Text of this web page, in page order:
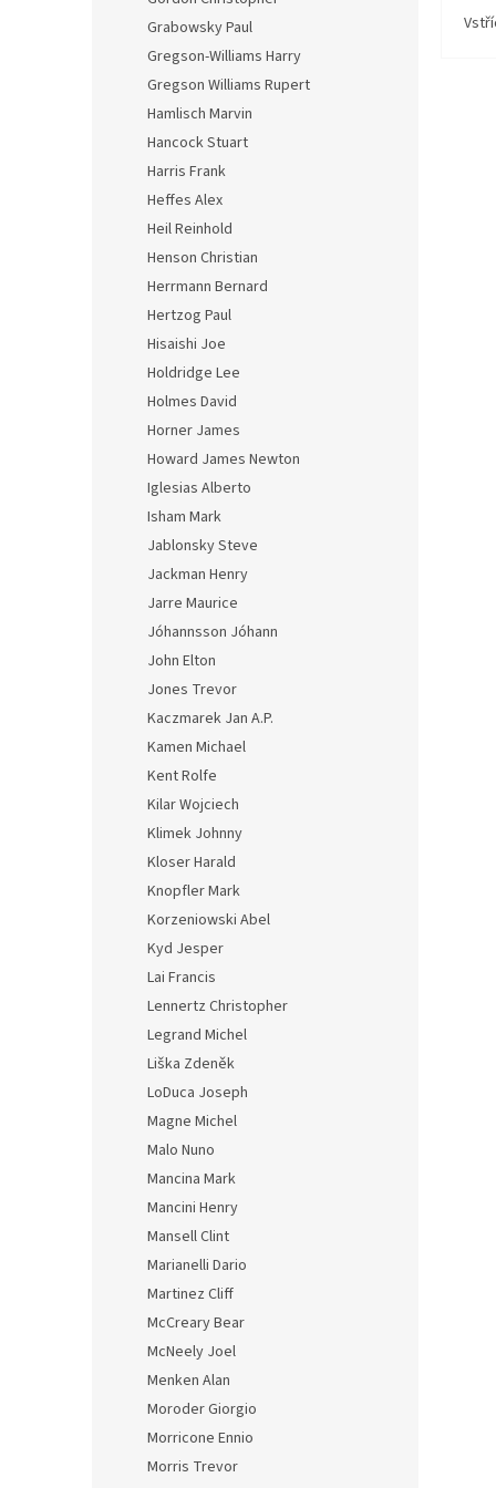
Grabowsky Paul
Gregson-Williams Harry
Gregson Williams Rupert
Hamlisch Marvin
Hancock Stuart
Harris Frank
Heffes Alex
Heil Reinhold
Henson Christian
Herrmann Bernard
Hertzog Paul
Hisaishi Joe
Holdridge Lee
Holmes David
Horner James
Howard James Newton
Iglesias Alberto
Isham Mark
Jablonsky Steve
Jackman Henry
Jarre Maurice
Jóhannsson Jóhann
John Elton
Jones Trevor
Kaczmarek Jan A.P.
Kamen Michael
Kent Rolfe
Kilar Wojciech
Klimek Johnny
Kloser Harald
Knopfler Mark
Korzeniowski Abel
Kyd Jesper
Lai Francis
Lennertz Christopher
Legrand Michel
Liška Zdeněk
LoDuca Joseph
Magne Michel
Malo Nuno
Mancina Mark
Mancini Henry
Mansell Clint
Marianelli Dario
Martinez Cliff
McCreary Bear
McNeely Joel
Menken Alan
Moroder Giorgio
Morricone Ennio
Morris Trevor